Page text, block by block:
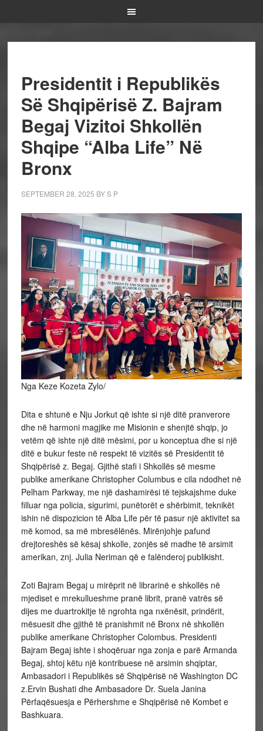
Presidentit i Republikës
Së Shqipërisë Z. Bajram
Begaj Vizitoi Shkollën
Shqipe “Alba Life” Në
Bronx
SEPTEMBER 28, 2025 BYS P
Nga Keze Kozeta Zylo/
Dita e shtunë e Nju Jorkut që ishte si një ditë pranverore
dhe në harmoni magjike me Misionin e shenjtë shqip, jo
vetëm që ishte një ditë mësimi, por u konceptua dhe si një
ditë e bukur feste në respekt të vizitës së Presidentit të
Shqipërisë z. Begaj. Gjithë stafi i Shkollës së mesme
publike amerikane Christopher Columbus e cila ndodhet në
Pelham Parkway, me një dashamirësi të tejskajshme duke
filluar nga policia, sigurimi, punëtorët e shërbimit, teknikët
ishin në dispozicion të Alba Life për të pasur një aktivitet sa
më komod, sa më mbresëlënës. Mirënjohje pafund
drejtoreshës së kësaj shkolle, zonjës së madhe të arsimit
amerikan, znj. Julia Neriman që e falënderoj publikisht.
Zoti Bajram Begaj u mirëprit në librarinë e shkollës në
mjediset e mrekullueshme pranë librit, pranë vatrës së
dijes me duartrokitje të ngrohta nga nxënësit, prindërit,
mësuesit dhe gjithë të pranishmit në Bronx në shkollën
publike amerikane Christopher Colombus. Presidenti
Bajram Begaj ishte i shoqëruar nga zonja e parë Armanda
Begaj, shtoj këtu një kontribuese në arsimin shqiptar,
Ambasadori i Republikës së Shqipërisë në Washington DC
z.Ervin Bushati dhe Ambasadore Dr. Suela Janina
Përfaqësuesja e Përhershme e Shqipërisë në Kombet e
Bashkuara.